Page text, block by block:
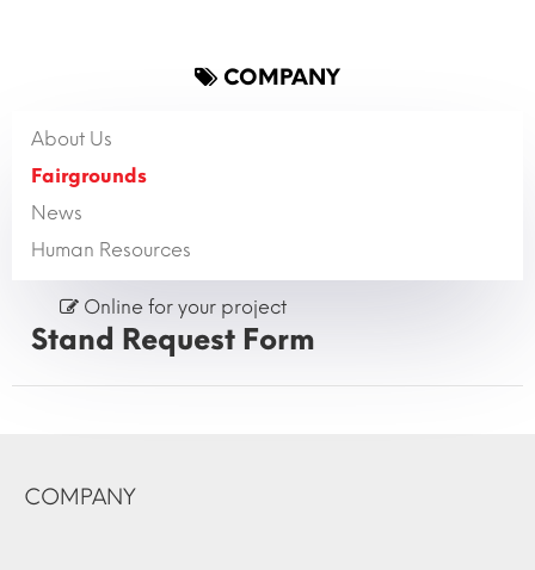
COMPANY
About Us
Fairgrounds
News
Human Resources
Online for your project
Stand Request Form
COMPANY